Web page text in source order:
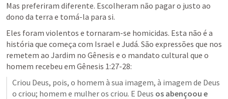
Mas preferiram diferente. Escolheram não pagar o justo ao
dono da terra e tomá-la para si.
Eles foram violentos e tornaram-se homicidas. Esta não é a
história que começa com Israel e Judá. São expressões que nos
remetem ao Jardim no Gênesis e o mandato cultural que o
homem recebeu em Gênesis 1:27-28:
Criou Deus, pois, o homem à sua imagem, à imagem de Deus
o criou; homem e mulher os criou. E Deus os abençoou e